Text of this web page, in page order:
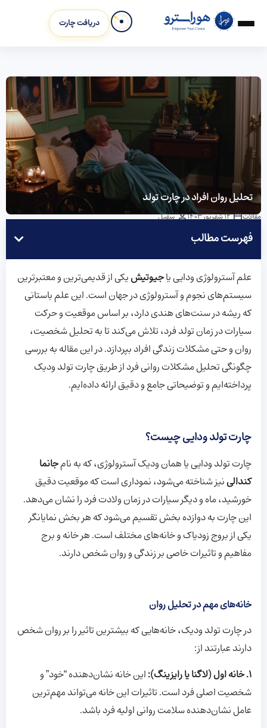
دریافت چارت
تحلیل روان افراد در چارت تولد
مقالات 12 شهریور 1403 سهیل
فهرست مطالب
علم آسترولوژی ودایی یاجیوتیشیکی از قدیمی‌ترین و معتبرترین
سیستم‌های نجوم و آسترولوژی در جهان است. این علم باستانی
که ریشه در سنت‌های هندی دارد، بر اساس موقعیت و حرکت
سیارات در زمان تولد فرد، تلاش می‌کند تا به تحلیل شخصیت،
روان و حتی مشکلات زندگی افراد بپردازد. در این مقاله به بررسی
چگونگی تحلیل مشکلات روانی فرد از طریق چارت تولد ودیک
پرداخته‌ایم و توضیحاتی جامع و دقیق ارائه داده‌ایم.
چارت تولد ودایی چیست؟
چارت تولد ودایی یا همان ودیک آسترولوژی، که به نامجانما
کندالینیز شناخته می‌شود، نموداری است که موقعیت دقیق
خورشید، ماه و دیگر سیارات در زمان ولادت فرد را نشان می‌دهد.
این چارت به دوازده بخش تقسیم می‌شود که هر بخش نمایانگر
یکی از بروج زودیاک و خانه‌های مختلف است. هر خانه و برج
مفاهیم و تاثیرات خاصی بر زندگی و روان شخص دارند.
خانه‌های مهم در تحلیل روان
در چارت تولد ودیک، خانه‌هایی که بیشترین تاثیر را بر روان شخص
دارند عبارتند از:
1. خانه اول (لاگنا یا رایزینگ):
این خانه نشان‌دهنده “خود” و
شخصیت اصلی فرد است. تاثیرات این خانه می‌تواند مهم‌ترین
عامل نشان‌دهنده سلامت روانی اولیه فرد باشد.